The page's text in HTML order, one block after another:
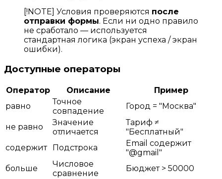
[!NOTE] Условия проверяются после
отправки формы. Если ни одно правило
не сработало — используется
стандартная логика (экран успеха / экран
ошибки).
Доступные операторы
Оператор Описание
Пример
равно
Точное
совпадение
Город = "Москва"
не равно
Значение
отличается
Тариф ≠
"Бесплатный"
содержит
Подстрока
Email содержит
"@gmail"
больше
Числовое
сравнение
Бюджет > 50000